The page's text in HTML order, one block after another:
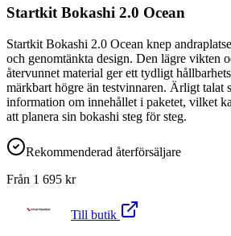
Startkit Bokashi 2.0 Ocean
Startkit Bokashi 2.0 Ocean knep
och genomtänkta design. Den lägre vikten
återvunnet material ger ett tydligt
märkbart högre än testvinnaren. Ärligt talat
information om innehållet i paketet, vilket
att planera sin bokashi steg för steg.
Rekommenderad återförsäljare
Från 1 695 kr
Till butik